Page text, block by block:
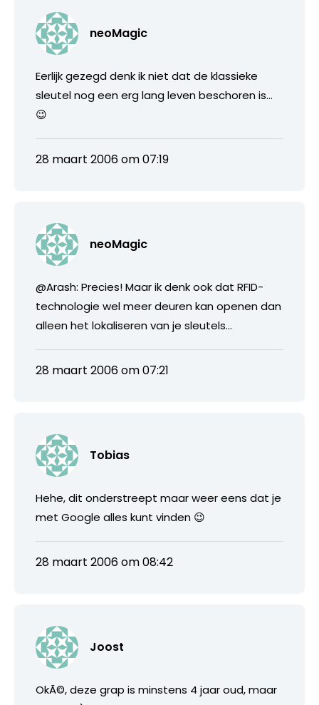
neoMagic
Eerlijk gezegd denk ik niet dat de klassieke
sleutel nog een erg lang leven beschoren is…
😉
28 maart 2006 om 07:19
neoMagic
@Arash: Precies! Maar ik denk ook dat RFID-
technologie wel meer deuren kan openen dan
alleen het lokaliseren van je sleutels…
28 maart 2006 om 07:21
Tobias
Hehe, dit onderstreept maar weer eens dat je
met Google alles kunt vinden 😉
28 maart 2006 om 08:42
Joost
OkÃ©, deze grap is minstens 4 jaar oud, maar